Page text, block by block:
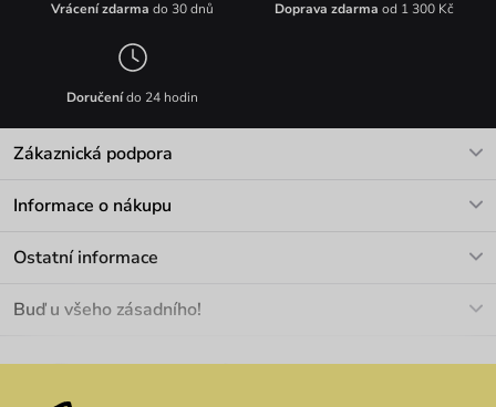
Vrácení zdarma do 30 dnů Doprava zdarma od 1 300 Kč
Doručenído 24 hodin
Zákaznická podpora
Informace o nákupu
Materiály a údržba
Ostatní informace
Velkoobchod
Buď u všeho zásadního!